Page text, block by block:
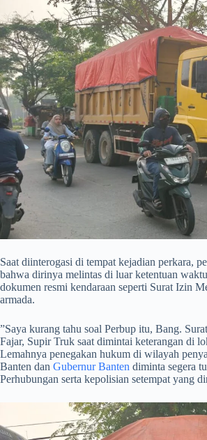
​Saat diinterogasi di tempat kejadian perkara,
bahwa dirinya melintas di luar ketentuan
dokumen resmi kendaraan seperti Surat Izin
armada.
​”Saya kurang tahu soal Perbup itu, Bang.
Fajar, Supir Truk saat dimintai keterangan di
Lemahnya penegakan hukum di wilayah
Banten dan Gubernur Banten diminta segera
Perhubungan serta kepolisian setempat yang